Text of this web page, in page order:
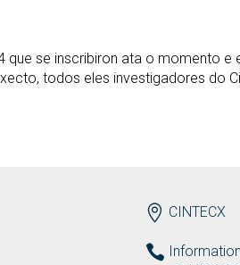
se inscribiron ata o momento
todos eles investigadores do
ENDEREZO EN
CINTECX
Information